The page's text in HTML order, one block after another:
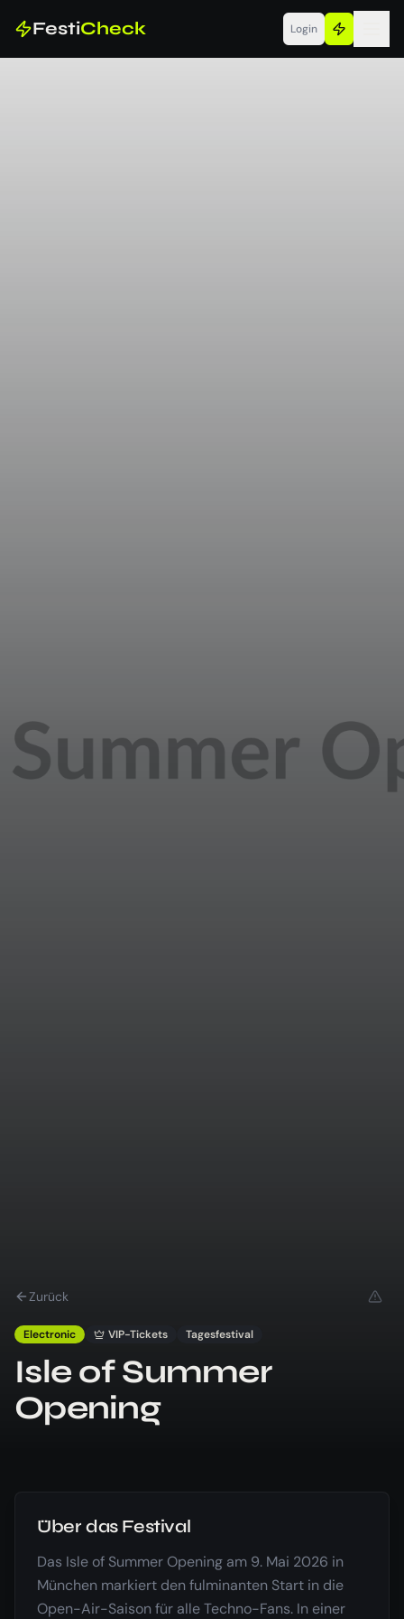
FestiCheck Login
Zurück
Electronic VIP-Tickets Tagesfestival
Isle of Summer
Opening
Über das Festival
Das Isle of Summer Opening am 9. Mai 2026 in
München markiert den fulminanten Start in die
Open-Air-Saison für alle Techno-Fans. In einer